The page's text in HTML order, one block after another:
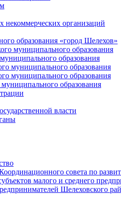
некоммерческих организаций
образования «город Шелехов»
муниципального образования
образования
муниципального образования
муниципального образования
образования
власти
совета по
малого и среднего
Шелеховского